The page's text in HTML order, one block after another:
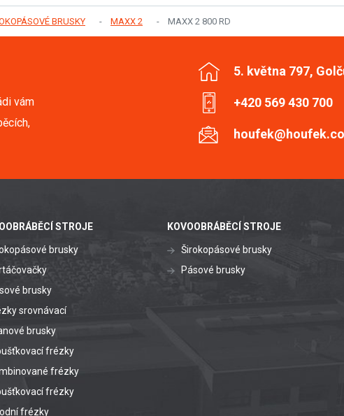
BRUSKY MAXX 2 MAXX 2 800 RD
vám
5. května 797,
+420 569 430 700
STROJE
brusky
brusky
srovnávací
brusky
frézky
frézky
frézky
frézky
KOVOOBRÁBĚCÍ STROJE
Širokopásové brusky
Pásové brusky